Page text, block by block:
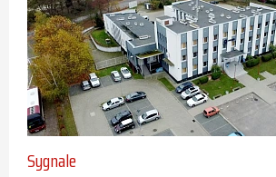
Sygnale